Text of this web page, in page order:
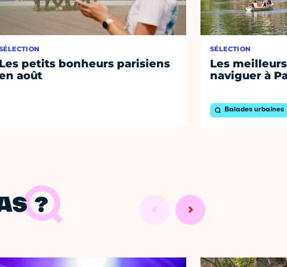
Les petits bonheurs parisiens
août
SÉLECTION
Les
naviguer à
Balades urbaines
?